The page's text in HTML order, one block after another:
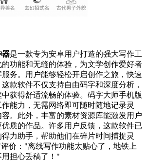
器是一款专为安卓用户打造的强大写作工
功能和无缝的体验，为文学创作爱好者
务。用户能够轻松开启创作之旅，快速
款软件不仅支持自由码字和深度分析，
获得舒适流畅的体验。码字大师手机版
能力，无需网络即可随时随地记录灵
。此外，丰富的素材资源库能激发用户
质的作品。许多用户反馈，这款软件已
力助手，帮助他们在碎片时间捕捉灵
价："离线写作功能太贴心了，地铁上
担心丢稿了！"